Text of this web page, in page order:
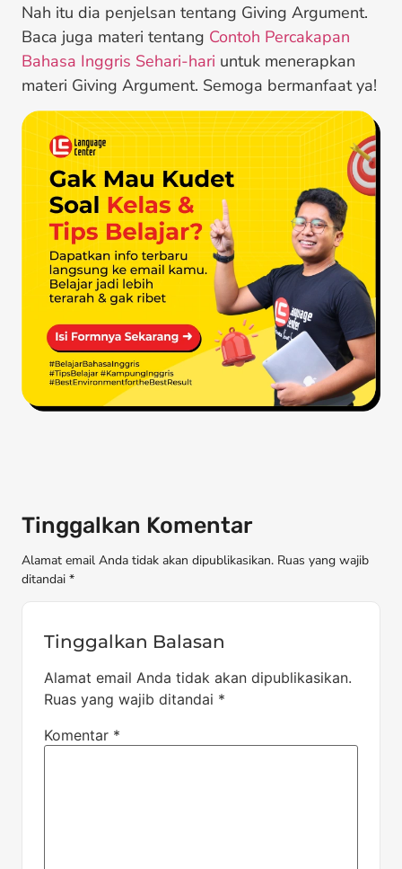
Nah itu dia penjelsan tentang Giving Argument.
Baca juga materi tentang Contoh Percakapan
Bahasa Inggris Sehari-hari untuk menerapkan
materi Giving Argument. Semoga bermanfaat ya!
Tinggalkan Komentar
Alamat email Anda tidak akan dipublikasikan. Ruas yang wajib
ditandai *
Tinggalkan Balasan
Alamat email Anda tidak akan dipublikasikan.
Ruas yang wajib ditandai *
Komentar *